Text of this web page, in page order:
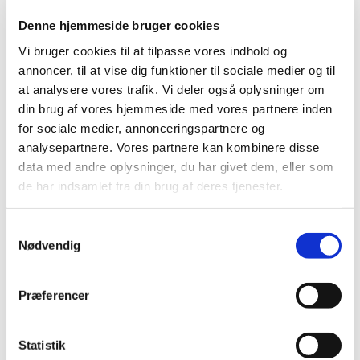
Denne hjemmeside bruger cookies
Vi bruger cookies til at tilpasse vores indhold og
annoncer, til at vise dig funktioner til sociale medier og til
at analysere vores trafik. Vi deler også oplysninger om
din brug af vores hjemmeside med vores partnere inden
for sociale medier, annonceringspartnere og
analysepartnere. Vores partnere kan kombinere disse
data med andre oplysninger, du har givet dem, eller som
de har indsamlet fra din brug af deres tjenester.
Nødvendig
Præferencer
Statistik
|18. januar 2024|
Det europæiske lægemiddelagentur EMA indstillede i
løbet af 2023 i alt 77 nye lægemidler til en…
Ændring i telefontid i forbindelse med
anmeldelser via DKMAnet fra 1. marts
|17. januar 2024|
Fra d. 1. marts 2024 vil der ikke længere være udvidet
telefontid mandag i lige uger i forbindelse med…
mandlige patienter, der anvender valproat
Den europæiske bivirkningskomité, PRAC, anbefaler en
række forebyggende tiltag i forbindelse med
Bekendtgørelse om euforiserende stoffer – tre